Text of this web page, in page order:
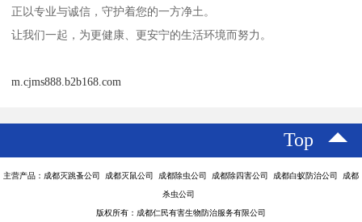
正以专业与诚信，守护着您的一方净土。
让我们一起，为更健康、更安宁的生活环境而努力。
m.cjms888.b2b168.com
Top
主营产品：成都灭跳蚤公司 成都灭鼠公司 成都除虫公司 成都除四害公司 成都白蚁防治公司 成都
杀虫公司
版权所有：成都仁民有害生物防治服务有限公司